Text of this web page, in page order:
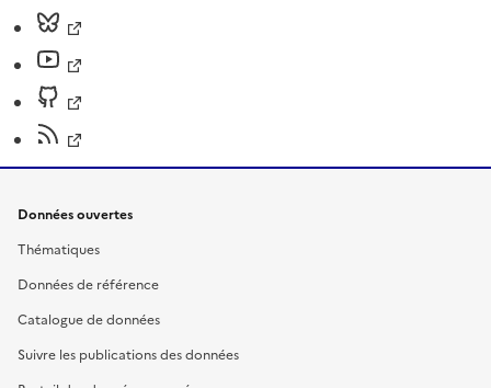
Données ouvertes
Thématiques
Données de référence
Catalogue de données
Suivre les publications des données